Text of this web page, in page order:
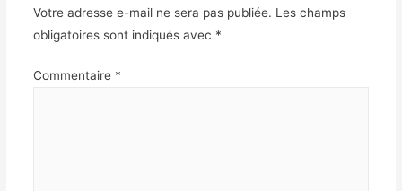
Votre adresse e-mail ne sera pas publiée. Les champs
obligatoires sont indiqués avec *
Commentaire *